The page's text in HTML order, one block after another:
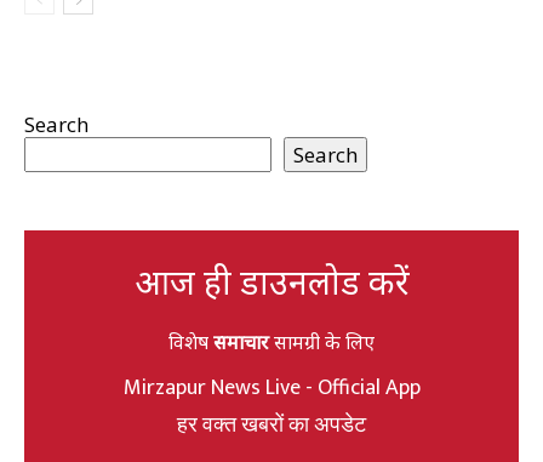
Search
Search
आज ही डाउनलोड करें
विशेषसमाचारसामग्री के लिए
Mirzapur News Live - Official App
हर वक्त खबरों का अपडेट